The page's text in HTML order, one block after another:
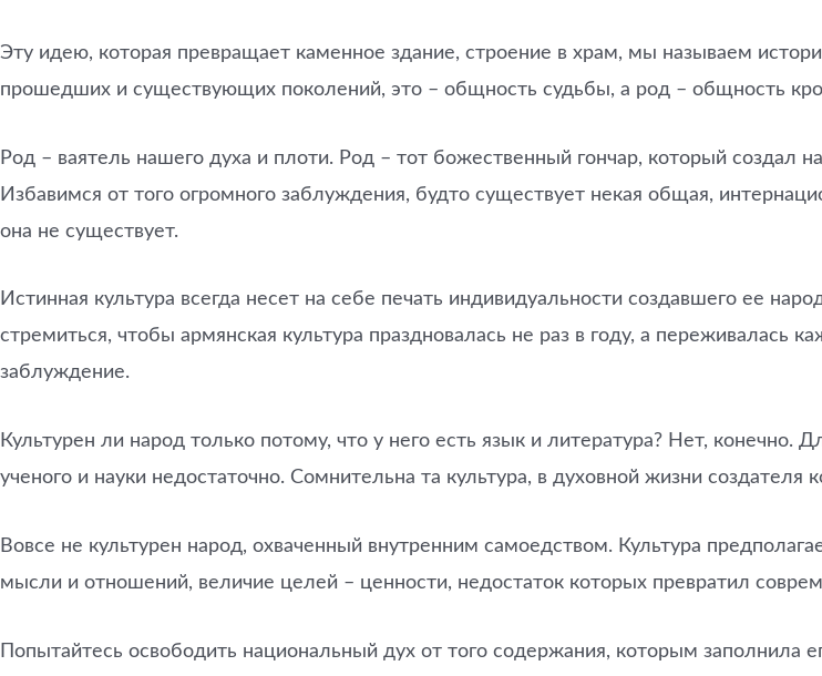
Эту идею, которая превращает каменное здание, строение в храм, мы называем
прошедших и существующих поколений, это – общность судьбы, а род – общность
Род – ваятель нашего духа и плоти. Род – тот божественный гончар, который создал
Избавимся от того огромного заблуждения, будто существует некая общая,
она не существует.
Истинная культура всегда несет на себе печать индивидуальности создавшего ее
стремиться, чтобы армянская культура праздновалась не раз в году, а
заблуждение.
Культурен ли народ только потому, что у него есть язык и литература? Нет, конечно.
ученого и науки недостаточно. Сомнительна та культура, в духовной жизни
Вовсе не культурен народ, охваченный внутренним самоедством. Культура
мысли и отношений, величие целей – ценности, недостаток которых превратил
Попытайтесь освободить национальный дух от того содержания, которым заполнила